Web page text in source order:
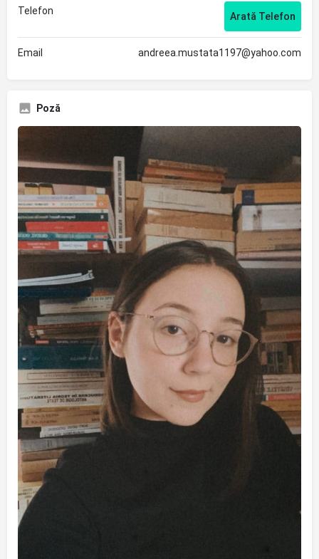
Telefon Arată Telefon
Email andreea.mustata1197@yahoo.com
Poză